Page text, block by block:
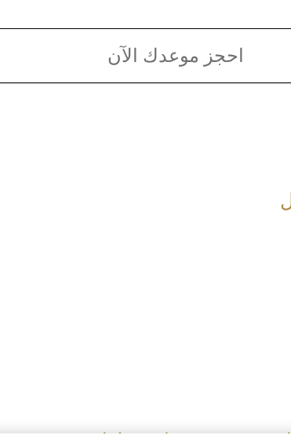
Medicine Siriraj Hospital, Mahidol Un
iversity, 2016احجز موعدك الآن